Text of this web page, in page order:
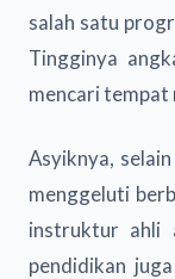
salah satu
Tingginya
mencari tempat
Asyiknya,
menggeluti
instruktur ahli
pendidikan